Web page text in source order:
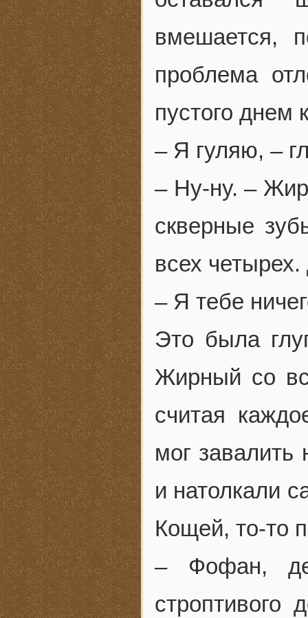
вмешается,
проблема
пустого
– Я гуляю, –
– Ну-ну. –
скверные
всех
– Я тебе
Это была
Жирный со
считая
мог завалить
и натолкали
Кощей, то-то
– Фофан,
строптивого